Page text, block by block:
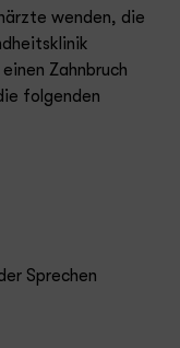
wenden, die
Zahnbruch
folgenden
Sprechen